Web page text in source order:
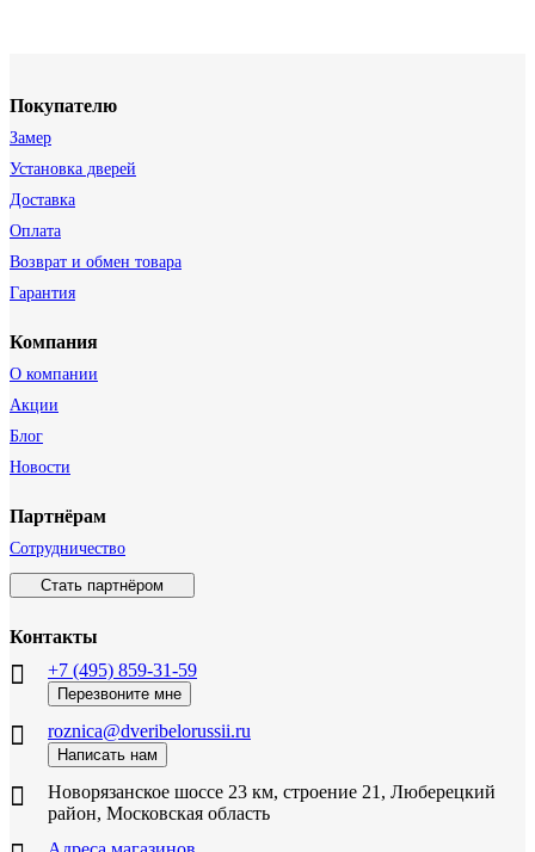
Покупателю
Замер
Установка дверей
Доставка
Оплата
Возврат и обмен товара
Гарантия
Компания
О компании
Акции
Блог
Новости
Партнёрам
Сотрудничество
Стать партнёром
Контакты
+7 (495) 859-31-59
Перезвоните мне
roznica@dveribelorussii.ru
Написать нам
Новорязанское шоссе 23 км, строение 21, Люберецкий
район, Московская область